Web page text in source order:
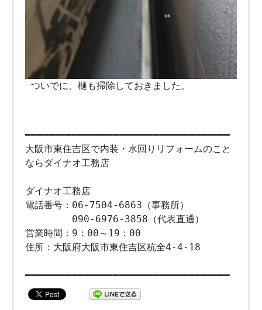
ついでに、樋も掃除しておきました。
━━━━━━━━━━━━━━━━━━━━━━━━━━━━━━━━━━━
大阪市東住吉区で内装・水回りリフォームのこと
ならダイナオ工務店
ダイナオ工務店
電話番号：06-7504-6863（事務所）
090-6976-3858（代表直通）
営業時間：9：00～19：00
住所：大阪府大阪市東住吉区杭全4-4-18
━━━━━━━━━━━━━━━━━━━━━━━━━━━━━━━━━━━